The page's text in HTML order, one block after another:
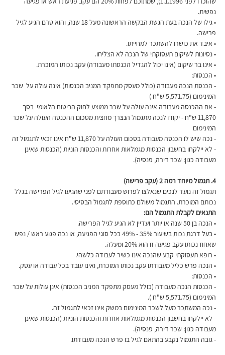
נפשית.
• גילו של הנכה בעת הגשת הבקשה הראשונה מעל 18 שנה, והוא טרם הגיע לגיל
פרישה.
• איבד את כושרו להשתכר למחייתו.
• נסיונות לשיקום תעסוקתי של הנכה לא הצליחו.
• אינו בר שיקום (אינו יכול להגדיל הכנסתו מעבודה) עקב נכותו המוכרת.
• הכנסות:
- הכנסת הנכה מעבודה (כולל מעסק מתפקד המניב הכנסות) אינה עולה על  שכר
המינימום (5,571.75 ש"ח )
- אם ההכנסה מעבודה אינה עולה על שכר ממוצע לחוק הביטוח הלאומי  בסך
11,870 ש"ח - יקוזז לנכה מתגמול הנצרך מחצית מסכום ההכנסה העולה על שכר
המינימום
- נכה שיש לו הכנסה מעבודה בסכום העולה על 11,870 ש"ח אינו זכאי לתגמול זה
- לא יילקחו בחשבון הכנסות מגמלאות אחרות והכנסות הוניות (הכנסות שאינן
מעבודה כגון: שכר דירה, פנסיה).
4. תגמול מיוחד רמה 2 (עקב פרישה)
תגמול זה נועד לנכים שנאלצו לפרוש מעבודתם לפני שהגיעו לגיל הפרישה בגלל
נכותם המוכרת. התגמול משולם כתוספת לתגמול הבסיסי.
התנאים לקבלת התגמול הם:
• הנכה בן 50 שנה או יותר ועדיין לא הגיע לגיל הפרישה.
• בעל דרגת נכות בשיעור 35% - 49% בכל סוגי הפגיעה, או נכה פגוע ראש / נפש
שאחוז נכותו עקב פגיעה זו הוא 20% ומעלה.
• רופא תעסוקתי קבע שהנכה אינו כשיר לעבודה כלשהי.
• הנכה פרש כליל מעבודתו עקב נכותו המוכרת, ואינו עובד בכל עבודה או עסק.
• הכנסות:
- הכנסות הנכה מעבודה (כולל מעסק מתפקד המניב הכנסות) אינן עולות על שכר
המינימום (5,571.75 ש"ח ).
- נכה המשתכר מעל לשכר המינימום במשק אינו זכאי לתגמול זה.
- לא יילקחו בחשבון הכנסות מגמלאות אחרות והכנסות הוניות (הכנסות שאינן
מעבודה כגון: שכר דירה, פנסיה).
- גובה התגמול נקבע בהתאם לגיל בו פרש הנכה מעבודתו.